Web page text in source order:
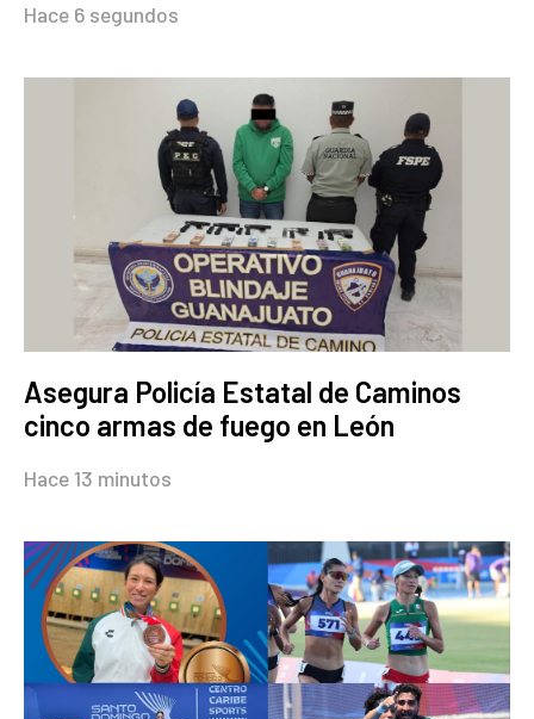
Hace 6 segundos
Asegura Policía Estatal de Caminos
cinco armas de fuego en León
Hace 13 minutos